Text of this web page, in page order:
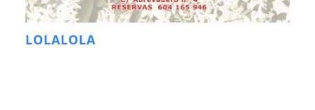
LOLALOLA